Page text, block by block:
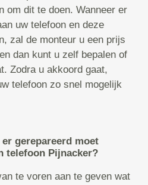
om dit te doen. Wanneer er
uw telefoon en deze
zal de monteur u een prijs
dan kunt u zelf bepalen of
Zodra u akkoord gaat,
telefoon zo snel mogelijk
gerepareerd moet
telefoon Pijnacker?
te voren aan te geven wat